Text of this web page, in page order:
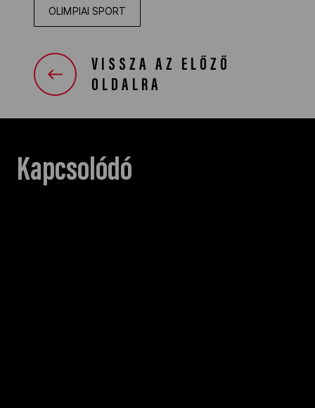
OLIMPIAI SPORT
VISSZA AZ ELŐZŐ
OLDALRA
Kapcsolódó